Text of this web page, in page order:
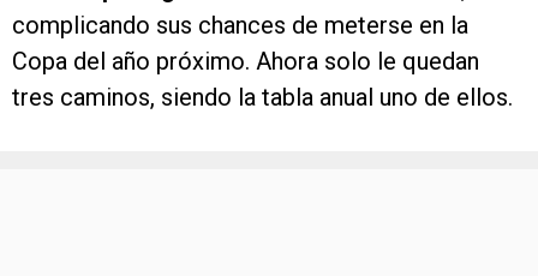
complicando sus chances de meterse en la
Copa del año próximo. Ahora solo le quedan
tres caminos, siendo la tabla anual uno de ellos.